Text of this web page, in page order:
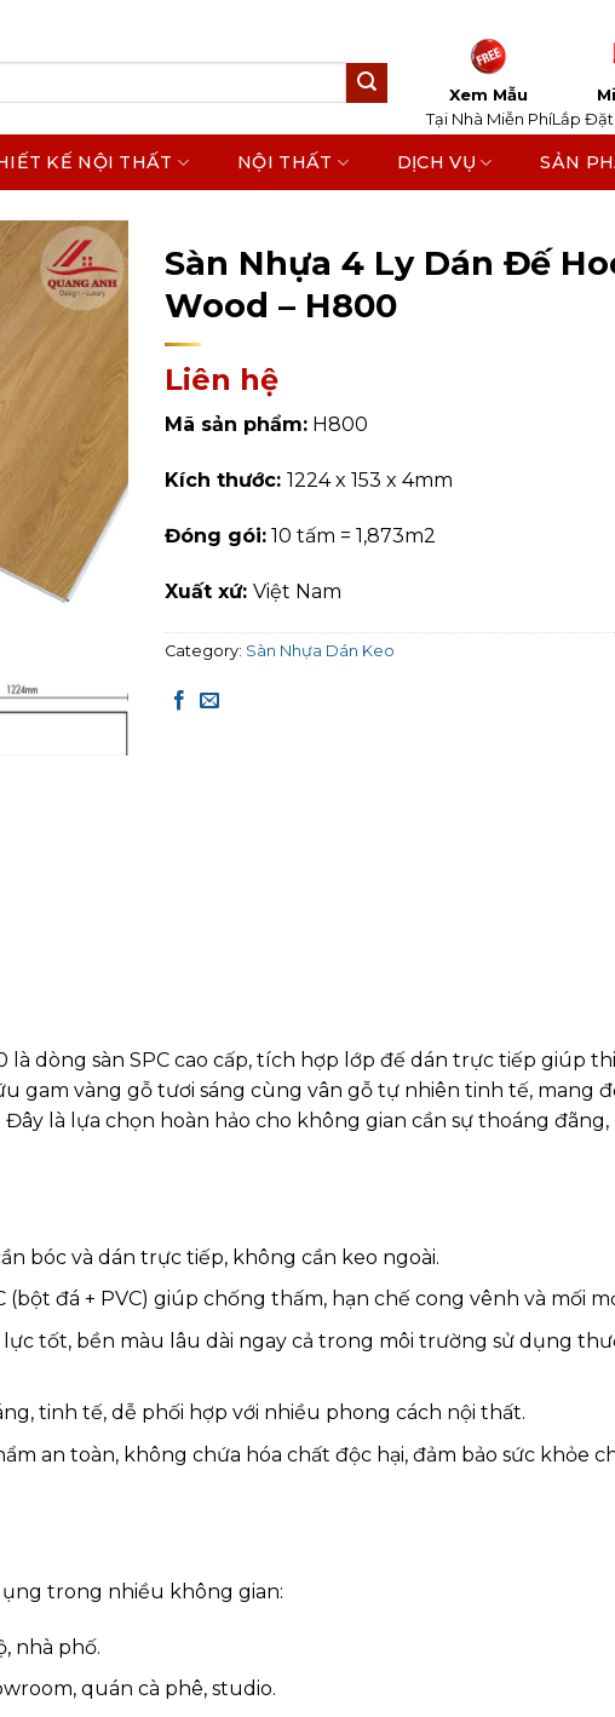
Xem Mẫu
Tại Nhà Miễn PhíLắp
KẾ NỘI THẤT NỘI THẤT DỊCH VỤ SẢN
Sàn Nhựa 4 Ly Dán Đế
Wood – H800
Liên hệ
Mã sản phẩm: H800
Kích thước: 1224 x 153 x 4mm
Đóng gói: 10 tấm = 1,873m2
Xuất xứ: Việt Nam
Category: Sàn Nhựa Dán Keo
là dòng sàn SPC cao cấp, tích hợp lớp đế dán trực tiếp giúp
gam vàng gỗ tươi sáng cùng vân gỗ tự nhiên tinh tế, mang
là lựa chọn hoàn hảo cho không gian cần sự thoáng đãng,
bóc và dán trực tiếp, không cần keo ngoài.
(bột đá + PVC) giúp chống thấm, hạn chế cong vênh và mối
tốt, bền màu lâu dài ngay cả trong môi trường sử dụng
tinh tế, dễ phối hợp với nhiều phong cách nội thất.
an toàn, không chứa hóa chất độc hại, đảm bảo sức khỏe
trong nhiều không gian:
nhà phố.
quán cà phê, studio.